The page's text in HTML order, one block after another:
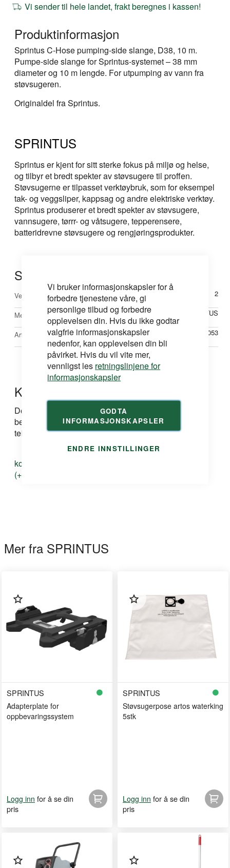
Vi bruker informasjonskapsler for å
forbedre tjenestene våre, gi
personlige tilbud og forbedre
opplevelsen din. Hvis du ikke godtar
valgfrie informasjonskapsler
nedenfor, kan opplevelsen din bli
påvirket. Hvis du vil vite mer,
vennligst les retningslinjene for
informasjonskapsler
GODTA
INFORMASJONSKAPSLER
ENDRE INNSTILLINGER
Vi sender til hele landet, frakt beregnes i kassen!
Produktinformasjon
Sprintus C-Hose pumping-side slange, D38, 10 m.
Pumpe-side slange for Sprintus-systemet – 38 mm
diameter og 10 m lengde. For utpumping av vann fra
støvsugeren.
Originaldel fra Sprintus.
SPRINTUS
Sprintus er kjent for sitt sterke fokus på miljø og helse,
og tilbyr et bredt spekter av støvsugere til proffen.
Støvsugerne er tilpasset verktøybruk, som for eksempel
tak- og veggsliper, kappsag og andre elektriske verktøy.
Sprintus produserer et bredt spekter av støvsugere,
vannsugere, tørrr- og våtsugere, tepperensere,
batteridrevne støvsugere og rengjøringsprodukter.
Spesifikasjoner
Mer
informasjon
Vekt 2
Merke SPRINTUS
Artikkelnr SPG110053
Kontakt oss
Dersom du har spørsmål om produkt, løsning eller
bestilling kan du ta kontakt med oss på e-post eller
telefon:
kontakt@duri.no
(+47) 24 13 13 50
Mer fra SPRINTUS
SPRINTUS
Adapterplate for
oppbevaringssystem
Logg inn for å se din
pris
SPRINTUS
Støvsugerpose artos waterking
5stk
Logg inn for å se din
pris